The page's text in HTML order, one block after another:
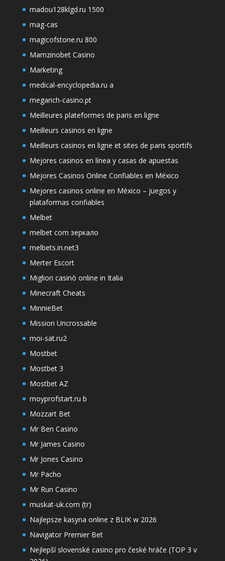
madou128klgd.ru 1500
mag-cas
magicofstone.ru 800
Mamzinobet Casino
Marketing
medical-encyclopedia.ru a
megarich-casino.pt
Meilleures plateformes de paris en ligne
Meilleurs casinos en ligne
Meilleurs casinos en ligne et sites de paris sportifs
Mejores casinos en línea y casas de apuestas
Mejores Casinos Online Confiables en México
Mejores casinos online en México – juegos y
plataformas confiables
Melbet
melbet com зеркало
melbets.in.net3
Merter Escort
Migliori casinò online in Italia
Minecraft Cheats
MinnieBet
Mission Uncrossable
moi-sat.ru2
Mostbet
Mostbet 3
Mostbet AZ
moyprofstart.ru b
Mozzart Bet
Mr Ben Casino
Mr James Casino
Mr Jones Casino
Mr Pacho
Mr Run Casino
muskat-uk.com (tr)
Najlepsze kasyna online z BLIK w 2026
Navigator Premier Bet
Nejlepší slovenské casino pro české hráče (TOP 3 v